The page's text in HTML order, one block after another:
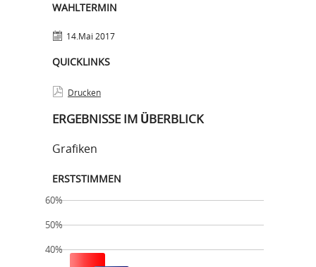
WAHLTERMIN
14.Mai 2017
QUICKLINKS
Drucken
ERGEBNISSE IM ÜBERBLICK
Grafiken
ERSTSTIMMEN
60%
50%
40%